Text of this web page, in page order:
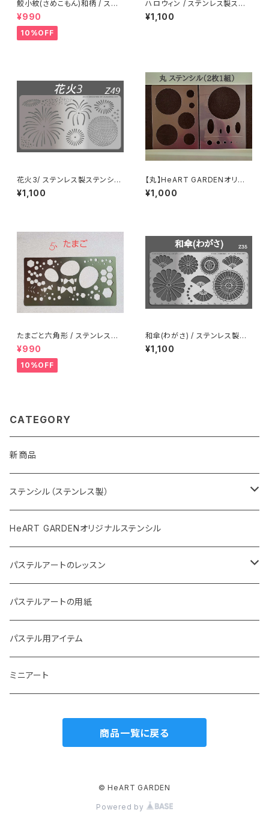
鮫小紋(さめこもん)和柄 / ステ
ンレス製ステンシル(z19)
¥990
10%OFF
ハロウィン / ステンレス製ステ
ンシル(ap17)
¥1,100
花火3/ ステンレス製ステンシル
z49
¥1,100
【丸】HeART GARDENオリジ
ナルステンシル
¥1,000
たまごと六角形 / ステンレス製
ステンシル(ap05)
¥990
10%OFF
和傘(わがさ) / ステンレス製ス
テンシル(z35)
¥1,100
CATEGORY
新商品
ステンシル（ステンレス製）
和柄ステンシル
花や葉っぱのステンシル
冬のステンシル
生き物のステンシル
翼や羽根、妖精などのステンシル
自然のモチーフのステンシル
HeART GARDENオリジナルステンシル
パステルアートのレッスン
パステルアート 動画レッスン
パステルアート テキストレッスン
パステルアート オンラインレッスン
パステルアートの用紙
パステル用アイテム
ミニアート
商品一覧に戻る
© HeART GARDEN
Powered by